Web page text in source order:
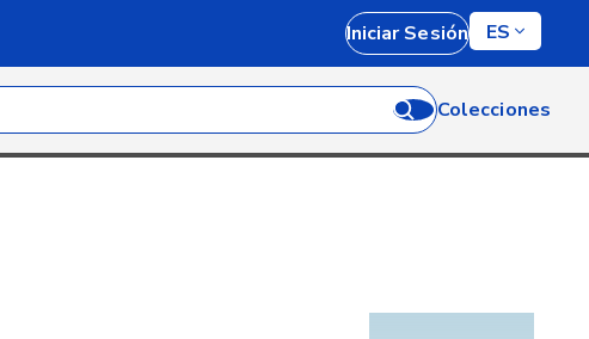
Iniciar Sesión ES
Colecciones